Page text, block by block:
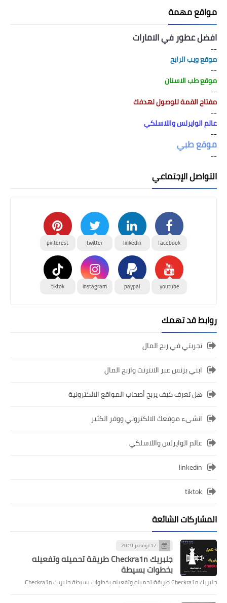
مواقع مهمة
افضل عطور في الامارات
--
موقع ويب الرابح
--
موقع طب الاسنان
--
مفتاح القمة للوصول لهدفك
--
عالم الوايرلس واللاسلكي
--
موقع طبي
--
التواصل الإجتماعي
facebook
linkedin
twitter
pinterest
youtube
paypal
instagram
tiktok
روابط قد تهمك
تجربتي في ربح المال
ابني بزنس عبر الانترنت واربح المال
هل تعرف كيف يربح أصحاب المواقع الالكترونية
انشىء موقعك الالكتروني ووفر الكثير
عالم الوايرلس واللاسلكي
linkedin
tiktok
المشاركات الشائعة
12 نوفمبر 2019
جلبريك Checkra1n طريقة تحميله وتفعيله
بخطوات بسيطة
جلبريك Checkra1n طريقة تحميله وتفعيله بخطوات بسيطة جلبريك Checkra1n